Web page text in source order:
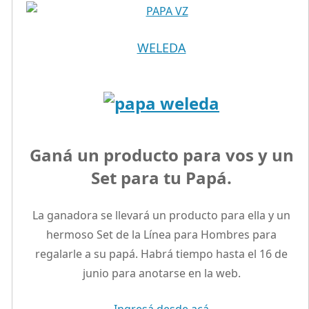
WELEDA
Ganá un producto para vos y un
Set para tu Papá.
La ganadora se llevará un producto para ella y un
hermoso Set de la Línea para Hombres para
regalarle a su papá. Habrá tiempo hasta el 16 de
junio para anotarse en la web.